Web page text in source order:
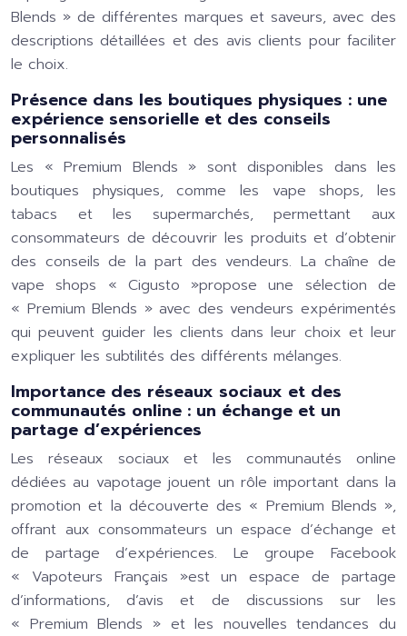
Blends » de différentes marques et saveurs, avec des
descriptions détaillées et des avis clients pour faciliter
le choix.
Présence dans les boutiques physiques : une
expérience sensorielle et des conseils
personnalisés
Les « Premium Blends » sont disponibles dans les
boutiques physiques, comme les vape shops, les
tabacs et les supermarchés, permettant aux
consommateurs de découvrir les produits et d’obtenir
des conseils de la part des vendeurs. La chaîne de
vape shops « Cigusto »propose une sélection de
« Premium Blends » avec des vendeurs expérimentés
qui peuvent guider les clients dans leur choix et leur
expliquer les subtilités des différents mélanges.
Importance des réseaux sociaux et des
communautés online : un échange et un
partage d’expériences
Les réseaux sociaux et les communautés online
dédiées au vapotage jouent un rôle important dans la
promotion et la découverte des « Premium Blends »,
offrant aux consommateurs un espace d’échange et
de partage d’expériences. Le groupe Facebook
« Vapoteurs Français »est un espace de partage
d’informations, d’avis et de discussions sur les
« Premium Blends » et les nouvelles tendances du